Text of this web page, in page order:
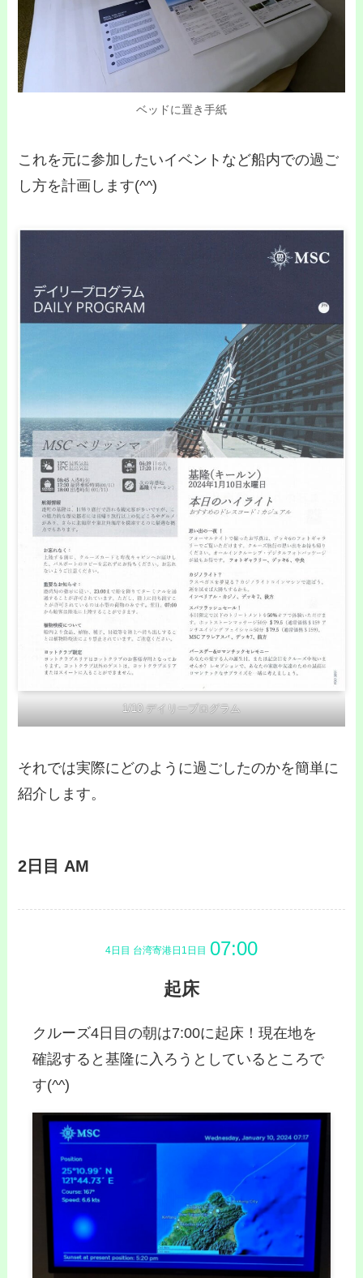
ベッドに置き手紙
これを元に参加したいイベントなど船内での過ご
し方を計画します(^^)
1/10 デイリープログラム
それでは実際にどのように過ごしたのかを簡単に
紹介します。
2日目 AM
4日目 台湾寄港日1日目
起床
クルーズ4日目の朝は7:00に起床！現在地を
確認すると基隆に入ろうとしているところで
す(^^)